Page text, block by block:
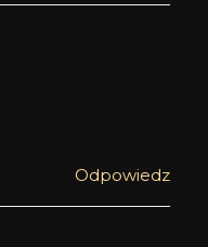
Odpowiedz